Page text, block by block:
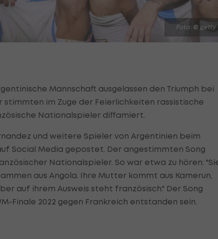
Foto: © getty
Mannschaft ausgelassen den Triumph bei
stimmten im Zuge der Feierlichkeiten rassistische
Nationalspieler diffamiert.
und weitere Spieler von Argentinien beim
Social Media gepostet. Der angestimmten Song
Nationalspieler. So war etwa zu hören:
aus Angola. Ihre Mutter kommt aus Kamerun,
auf ihrem Ausweis steht französisch." Der Song
Finale 2022 gegen Frankreich entstanden sein.